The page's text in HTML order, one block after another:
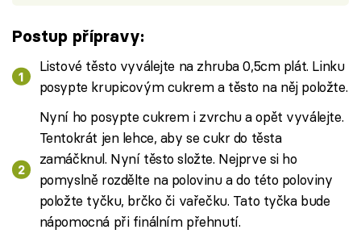
Postup přípravy:
Listové těsto vyválejte na zhruba 0,5cm plát. Linku
posypte krupicovým cukrem a těsto na něj položte.
Nyní ho posypte cukrem i zvrchu a opět vyválejte.
Tentokrát jen lehce, aby se cukr do těsta
zamáčknul. Nyní těsto složte. Nejprve si ho
pomyslně rozdělte na polovinu a do této poloviny
položte tyčku, brčko či vařečku. Tato tyčka bude
nápomocná při finálním přehnutí.